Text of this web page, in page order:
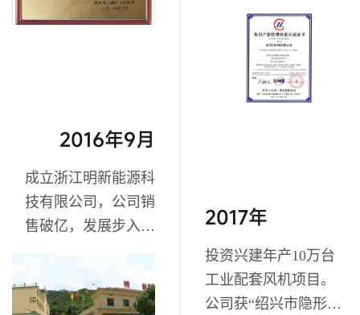
2016年9月
成立浙江明新能源科
技有限公司，公司销
售破亿，发展步入新
证企业之一；
2017年
投资兴建年产10万台
工业配套风机项目。
公司获“绍兴市隐形冠